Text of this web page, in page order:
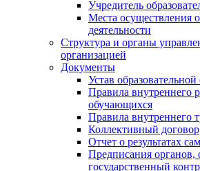
Учредитель
Места осуществления
деятельности
Структура и органы
организацией
Документы
Устав
Правила внутреннего
обучающихся
Правила внутреннего
Коллективный договор
Отчет о результатах
Предписания
государственный